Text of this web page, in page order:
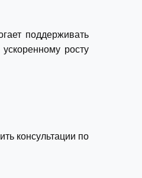
поддерживать
росту
консультации по